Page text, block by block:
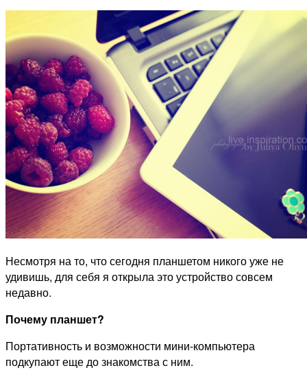
Несмотря на то, что сегодня планшетом никого уже не
удивишь, для себя я открыла это устройство совсем
недавно.
Почему планшет?
Портативность и возможности мини-компьютера
подкупают еще до знакомства с ним.